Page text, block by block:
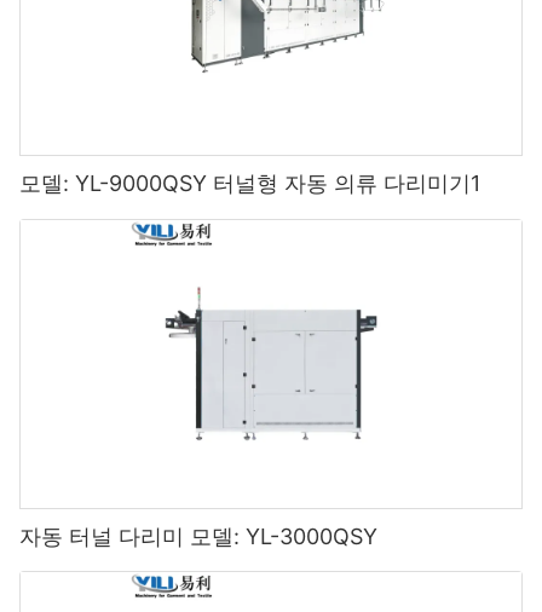
모델: YL-9000QSY 터널형 자동 의류 다리미기1
자동 터널 다리미 모델: YL-3000QSY